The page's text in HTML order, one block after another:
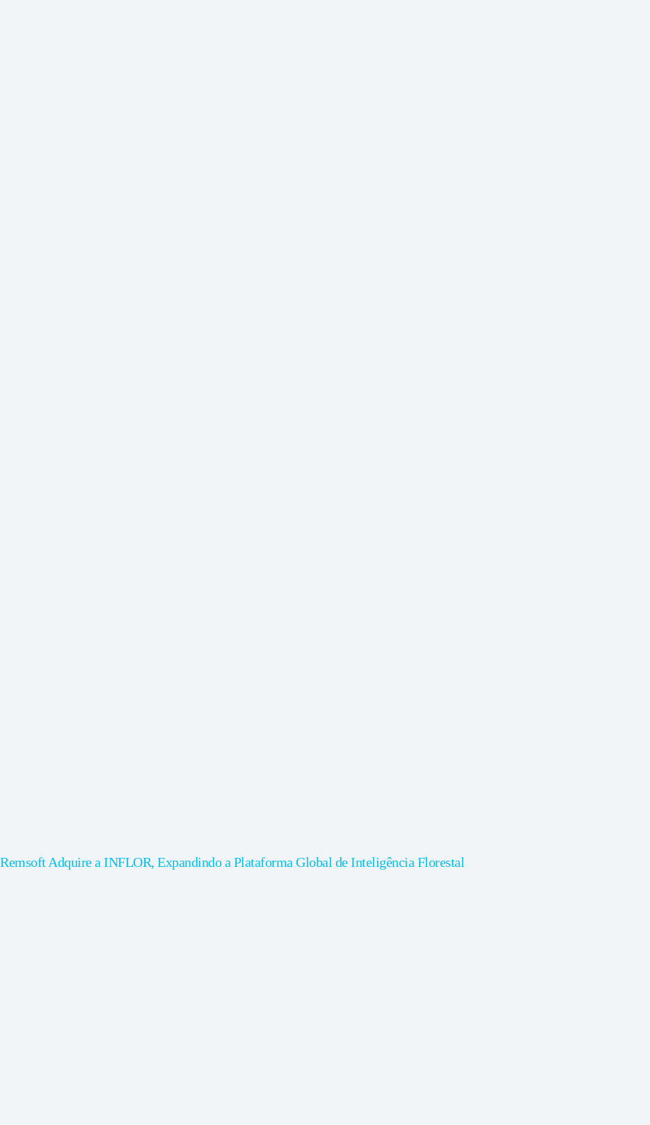
Remsoft Adquire a INFLOR, Expandindo a Plataforma Global de Inteligência Florestal